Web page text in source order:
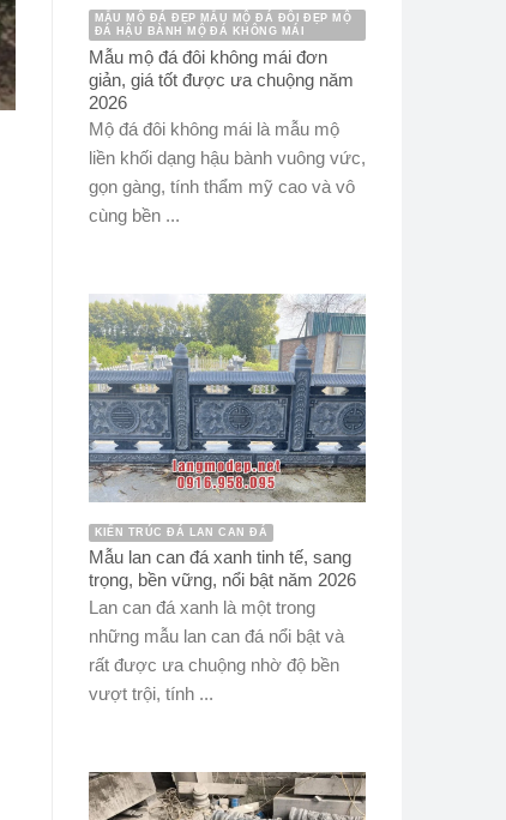
MẪU MỘ ĐÁ ĐẸP MẪU MỘ ĐÁ ĐÔI ĐẸP MỘ
ĐÁ HẬU BÀNH MỘ ĐÁ KHÔNG MÁI
Mẫu mộ đá đôi không mái đơn
giản, giá tốt được ưa chuộng năm
2026
Mộ đá đôi không mái là mẫu mộ
liền khối dạng hậu bành vuông vức,
gọn gàng, tính thẩm mỹ cao và vô
cùng bền ...
KIẾN TRÚC ĐÁ LAN CAN ĐÁ
Mẫu lan can đá xanh tinh tế, sang
trọng, bền vững, nổi bật năm 2026
Lan can đá xanh là một trong
những mẫu lan can đá nổi bật và
rất được ưa chuộng nhờ độ bền
vượt trội, tính ...